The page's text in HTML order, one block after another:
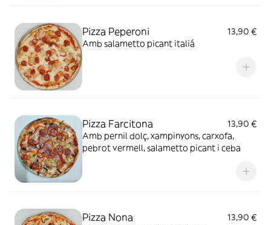
Pizza Peperoni
13,90 €
Amb salametto picant italiá
Pizza Farcitona
13,90 €
Amb pernil dolç, xampinyons, carxofa,
pebrot vermell, salametto picant i ceba
Pizza Nona
13,90 €